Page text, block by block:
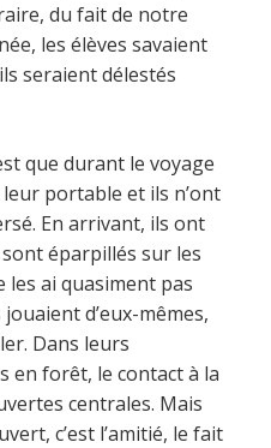
du fait de notre
les élèves savaient
seraient délestés
que durant le voyage
portable et ils n’ont
En arrivant, ils ont
éparpillés sur les
les ai quasiment pas
d’eux-mêmes,
Dans leurs
en forêt, le contact à la
centrales. Mais
c’est l’amitié, le fait